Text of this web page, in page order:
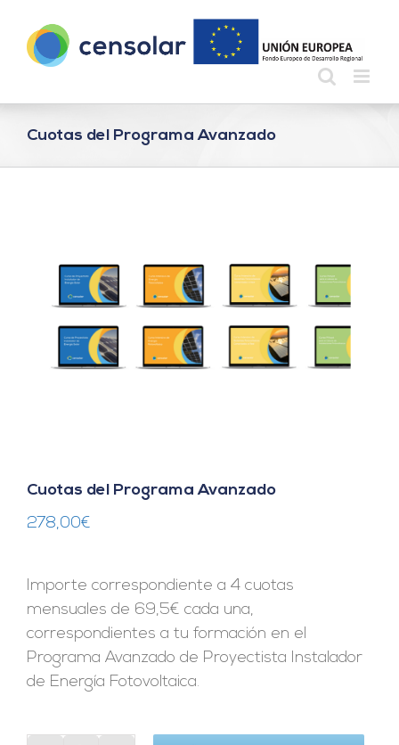
contenido
Cuotas del Programa Avanzado
Cuotas del Programa Avanzado
278,00€
Importe correspondiente a 4 cuotas
mensuales de 69,5€ cada una,
correspondientes a tu formación en el
Programa Avanzado de Proyectista Instalador
de Energía Fotovoltaica.